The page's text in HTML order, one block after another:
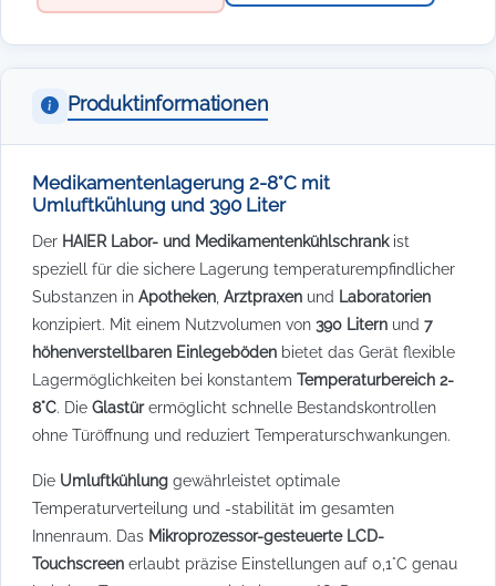
Produktinformationen
Medikamentenlagerung 2-8°C mit
Umluftkühlung und 390 Liter
Der HAIER Labor- und Medikamentenkühlschrankist
speziell für die sichere Lagerung temperaturempfindlicher
Substanzen in Apotheken Arztpraxen und Laboratorien
konzipiert. Mit einem Nutzvolumen von 390 Litern und 7
höhenverstellbaren Einlegeböden bietet das Gerät flexible
Lagermöglichkeiten bei konstantem Temperaturbereich 2-
8°C. Die Glastürermöglicht schnelle Bestandskontrollen
ohne Türöffnung und reduziert Temperaturschwankungen.
Die Umluftkühlung gewährleistet optimale
Temperaturverteilung und -stabilität im gesamten
Innenraum. Das Mikroprozessor-gesteuerte LCD-
Touchscreen erlaubt präzise Einstellungen auf 0,1°C genau